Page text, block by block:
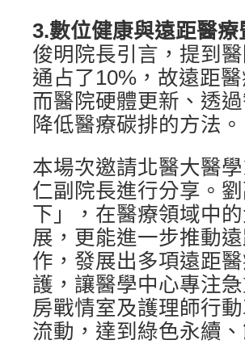
3.數位健康與遠距醫
俊明院長引言，提到
通占了10%，故遠距
而醫院硬體更新、透
降低醫療碳排的方法。
本場次邀請北醫大醫
仁副院長進行分享。
下」，在醫療領域中
展，更能進一步推動
作，發展出多項遠距
護，讓醫學中心專注
房戰情室及護理師行
流動，達到綠色永續